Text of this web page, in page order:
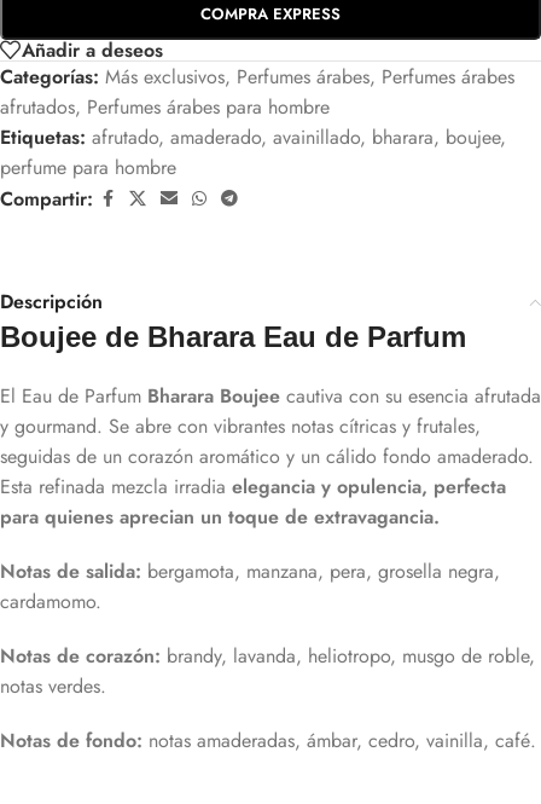
COMPRA EXPRESS
Añadir a deseos
Categorías: Más exclusivos, Perfumes árabes, Perfumes árabes
afrutados, Perfumes árabes para hombre
Etiquetas: afrutado, amaderado, avainillado, bharara, boujee,
perfume para hombre
Compartir:
Descripción
Boujee de Bharara Eau de Parfum
El Eau de Parfum Bharara Boujee cautiva con su esencia afrutada
y gourmand. Se abre con vibrantes notas cítricas y frutales,
seguidas de un corazón aromático y un cálido fondo amaderado.
Esta refinada mezcla irradia elegancia y opulencia, perfecta
para quienes aprecian un toque de extravagancia.
Notas de salida: bergamota, manzana, pera, grosella negra,
cardamomo.
Notas de corazón: brandy, lavanda, heliotropo, musgo de roble,
notas verdes.
Notas de fondo: notas amaderadas, ámbar, cedro, vainilla, café.